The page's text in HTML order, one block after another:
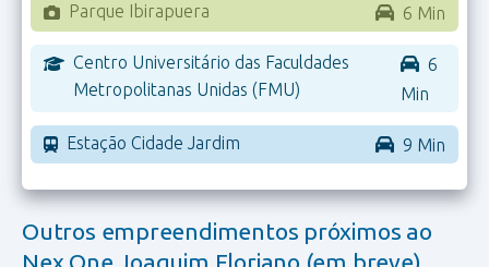
Parque Ibirapuera 6 Min
Centro Universitário das Faculdades
Metropolitanas Unidas (FMU)
6
Min
Estação Cidade Jardim 9 Min
Outros empreendimentos próximos ao
Nex One Joaquim Floriano (em breve)